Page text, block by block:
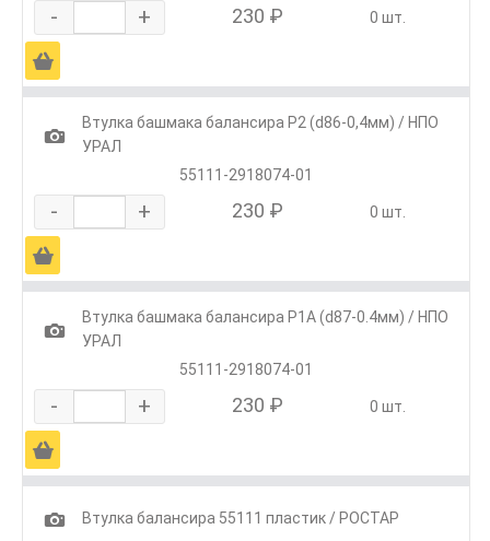
- + 230 ₽ 0 шт.
Ä
1
Втулка башмака балансира Р2 (d86-0,4мм) / НПО
УРАЛ
55111-2918074-01
- + 230 ₽ 0 шт.
Ä
1
Втулка башмака балансира Р1А (d87-0.4мм) / НПО
УРАЛ
55111-2918074-01
- + 230 ₽ 0 шт.
Ä
1
Втулка балансира 55111 пластик / РОСТАР